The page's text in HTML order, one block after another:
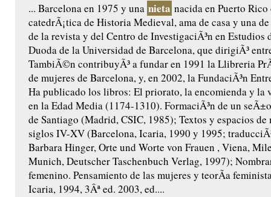
... Barcelona en 1975 y una nieta nacida en Puerto Rico
catedrÃ¡tica de Historia Medieval, ama de casa y una
de la revista y del Centro de InvestigaciÃ³n en Estudios
Duoda de la Universidad de Barcelona, que dirigiÃ³
TambiÃ©n contribuyÃ³ a fundar en 1991 la Llibreria
de mujeres de Barcelona, y, en 2002, la FundaciÃ³n
Ha publicado los libros: El priorato, la encomienda y
en la Edad Media (1174-1310). FormaciÃ³n de un
de Santiago (Madrid, CSIC, 1985); Textos y espacios de
siglos IV-XV (Barcelona, Icaria, 1990 y 1995;
Barbara Hinger, Orte und Worte von Frauen , Viena,
Munich, Deutscher Taschenbuch Verlag, 1997);
femenino. Pensamiento de las mujeres y teorÃ­a
Icaria, 1994, 3Âª ed. 2003, ed....